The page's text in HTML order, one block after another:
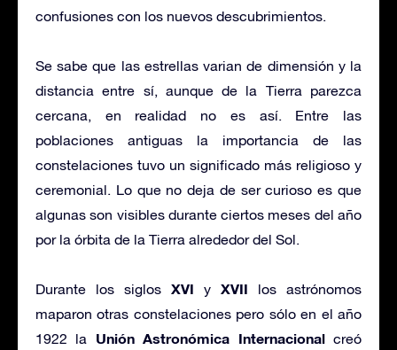
confusiones con los nuevos descubrimientos.
Se sabe que las estrellas varian de dimensión y la
distancia entre sí, aunque de la Tierra parezca
cercana, en realidad no es así. Entre las
poblaciones antiguas la importancia de las
constelaciones tuvo un significado más religioso y
ceremonial. Lo que no deja de ser curioso es que
algunas son visibles durante ciertos meses del año
por la órbita de la Tierra alrededor del Sol.
Durante los siglos XVI y XVII los astrónomos
maparon otras constelaciones pero sólo en el año
1922 la Unión Astronómica Internacionalcreó